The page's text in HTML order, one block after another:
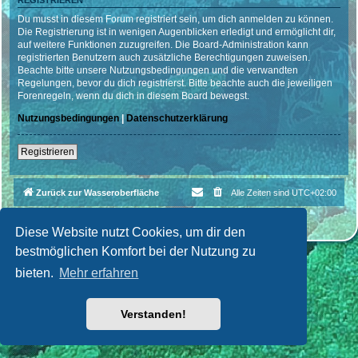
Diese Website nutzt Cookies, um dir den
bestmöglichen Komfort bei der Nutzung zu
bieten. Mehr erfahren
Verstanden!
Du musst in diesem Forum registriert sein, um dich anmelden zu können.
Die Registrierung ist in wenigen Augenblicken erledigt und ermöglicht dir,
auf weitere Funktionen zuzugreifen. Die Board-Administration kann
registrierten Benutzern auch zusätzliche Berechtigungen zuweisen.
Beachte bitte unsere Nutzungsbedingungen und die verwandten
Regelungen, bevor du dich registrierst. Bitte beachte auch die jeweiligen
Forenregeln, wenn du dich in diesem Board bewegst.
Nutzungsbedingungen | Datenschutzerklärung
Registrieren
Zurück zur Wasseroberfläche Alle Zeiten sind UTC+02:00
Deutsche Übersetzung durch
phpBB.de| Style par